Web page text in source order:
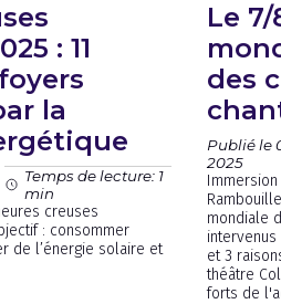
: 11
la
Temps de lecture: 1
min
creuses
: consommer
de l’énergie solaire et
Le
des
Publié le
2025
mondiale
intervenus
et 3
théâtre
forts de